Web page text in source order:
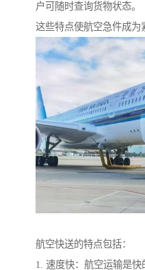
户可随时查询货物状态。
这些特点使航空急件成为
航空快送的特点包括：
1. 速度快：航空运输是